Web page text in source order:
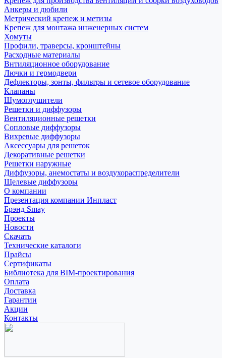
Анкеры и дюбили
Метрический крепеж и метизы
Крепеж для монтажа инженерных систем
Хомуты
Профили, траверсы, кронштейны
Расходные материалы
Внтиляционное оборудование
Лючки и гермодвери
Дефлекторы, зонты, фильтры и сетевое оборудование
Клапаны
Шумоглушители
Решетки и диффузоры
Вентиляционные решетки
Сопловые диффузоры
Вихревые диффузоры
Аксессуары для решеток
Декоративные решетки
Решетки наружные
Диффузоры, анемостаты и воздухораспределители
Щелевые диффузоры
О компании
Презентация компании Инпласт
Брэнд Smay
Проекты
Новости
Скачать
Технические каталоги
Прайсы
Сертификаты
Библиотека для BIM-проектирования
Оплата
Доставка
Гарантии
Акции
Контакты